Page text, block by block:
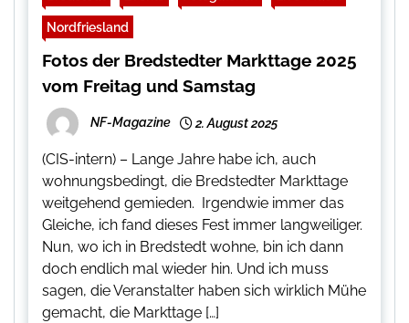
Nordfriesland
Fotos der Bredstedter Markttage 2025
vom Freitag und Samstag
NF-Magazine 2. August 2025
(CIS-intern) – Lange Jahre habe ich, auch
wohnungsbedingt, die Bredstedter Markttage
weitgehend gemieden. Irgendwie immer das
Gleiche, ich fand dieses Fest immer langweiliger.
Nun, wo ich in Bredstedt wohne, bin ich dann
doch endlich mal wieder hin. Und ich muss
sagen, die Veranstalter haben sich wirklich Mühe
gemacht, die Markttage […]